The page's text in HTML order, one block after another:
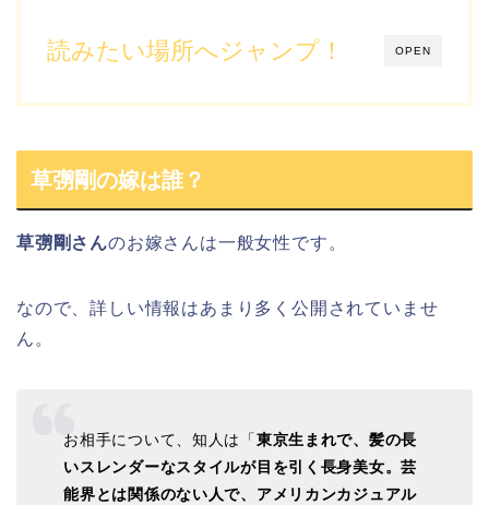
OPEN
読みたい場所へジャンプ！
草彅剛の嫁は誰？
草彅剛さんのお嫁さんは一般女性です。
なので、詳しい情報はあまり多く公開されていませ
ん。
お相手について、知人は「東京生まれで、 髪の長
いスレンダーなスタイルが目を引く長身美女。芸
能界とは関係のない人で、アメリカンカジュアル